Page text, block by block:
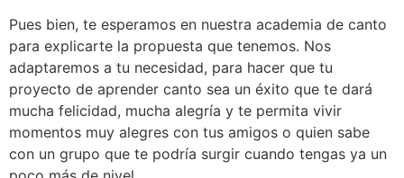
Pues bien, te esperamos en nuestra academia de canto
para explicarte la propuesta que tenemos. Nos
adaptaremos a tu necesidad, para hacer que tu
proyecto de aprender canto sea un éxito que te dará
mucha felicidad, mucha alegría y te permita vivir
momentos muy alegres con tus amigos o quien sabe
con un grupo que te podría surgir cuando tengas ya un